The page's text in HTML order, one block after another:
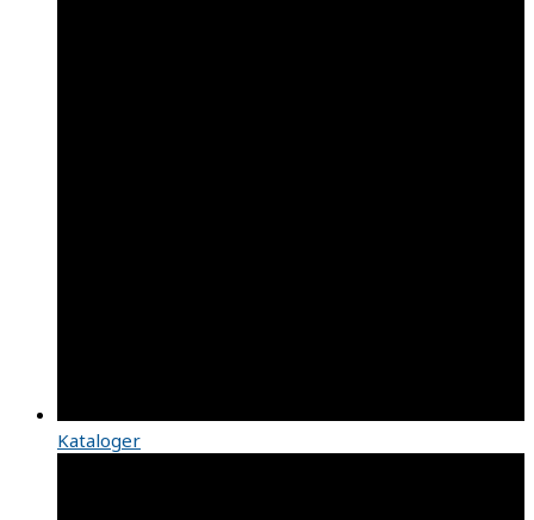
Kataloger